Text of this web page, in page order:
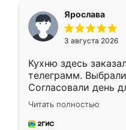
Ярослава
3 августа 2026
Кухню здесь
телеграмм.
Согласовали день
недели кухня была
довольны работой.
мебель за
Читать полностью